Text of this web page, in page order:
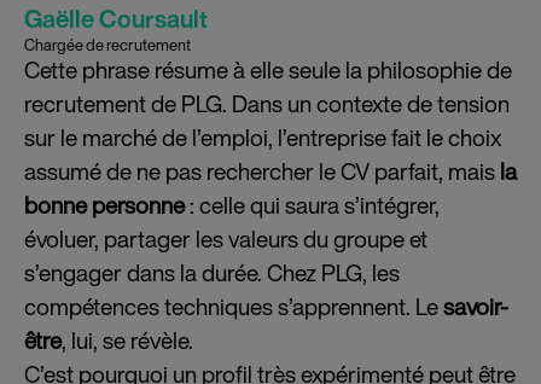
Gaëlle Coursault
Chargée de recrutement
Cette phrase résume à elle seule la philosophie de
recrutement de PLG. Dans un contexte de tension
sur le marché de l’emploi, l’entreprise fait le choix
assumé de ne pas rechercher le CV parfait, maisla
bonne personne: celle qui saura s’intégrer,
évoluer, partager les valeurs du groupe et
s’engager dans la durée. Chez PLG, les
compétences techniques s’apprennent. Lesavoir-
être, lui, se révèle.
C’est pourquoi un profil très expérimenté peut être